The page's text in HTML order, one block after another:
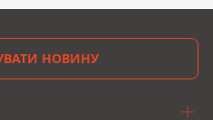
НОВИНУ